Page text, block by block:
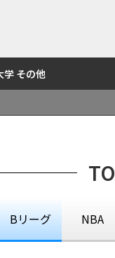
学 その他
Bリーグ NBA